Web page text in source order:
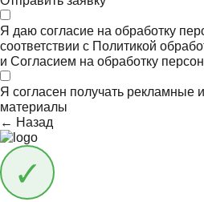
Я даю согласие на обработку
соответствии с Политикой
и Согласием на обработку
Я согласен получать рекламные
материалы
← Назад